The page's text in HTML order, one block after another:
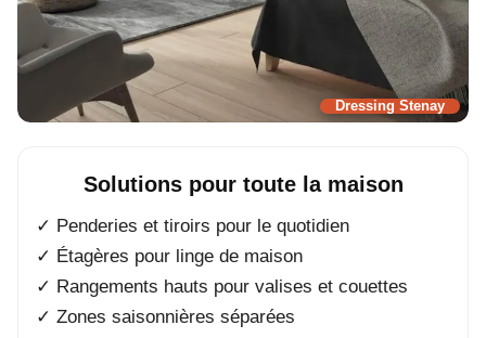
Dressing Stenay
Solutions pour toute la maison
✓ Penderies et tiroirs pour le quotidien
✓ Étagères pour linge de maison
✓ Rangements hauts pour valises et couettes
✓ Zones saisonnières séparées